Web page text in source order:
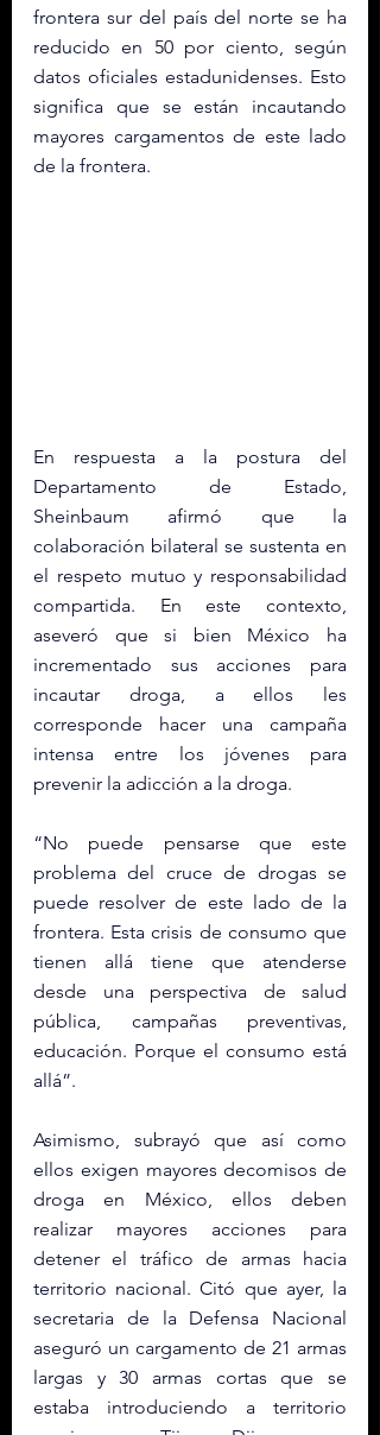
frontera sur del país del norte se ha
reducido en 50 por ciento, según
datos oficiales estadunidenses. Esto
significa que se están incautando
mayores cargamentos de este lado
de la frontera.
En respuesta a la postura del
Departamento de Estado,
Sheinbaum afirmó que la
colaboración bilateral se sustenta en
el respeto mutuo y responsabilidad
compartida. En este contexto,
aseveró que si bien México ha
incrementado sus acciones para
incautar droga, a ellos les
corresponde hacer una campaña
intensa entre los jóvenes para
prevenir la adicción a la droga.
“No puede pensarse que este
problema del cruce de drogas se
puede resolver de este lado de la
frontera. Esta crisis de consumo que
tienen allá tiene que atenderse
desde una perspectiva de salud
pública, campañas preventivas,
educación. Porque el consumo está
allá”.
Asimismo, subrayó que así como
ellos exigen mayores decomisos de
droga en México, ellos deben
realizar mayores acciones para
detener el tráfico de armas hacia
territorio nacional. Citó que ayer, la
secretaria de la Defensa Nacional
aseguró un cargamento de 21 armas
largas y 30 armas cortas que se
estaba introduciendo a territorio